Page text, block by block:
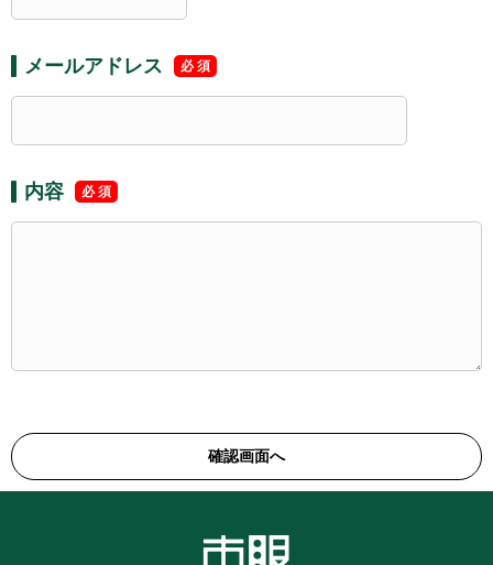
メールアドレス
内容